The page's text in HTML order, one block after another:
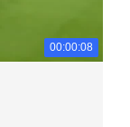
00:00:08